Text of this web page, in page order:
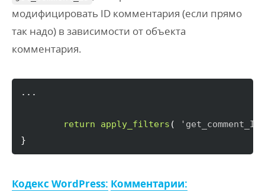
модифицировать ID комментария (если прямо
так надо) в зависимости от объекта
комментария.
...
return apply_filters (
'get_comment_ID'
}
Кодекс WordPress: Комментарии: